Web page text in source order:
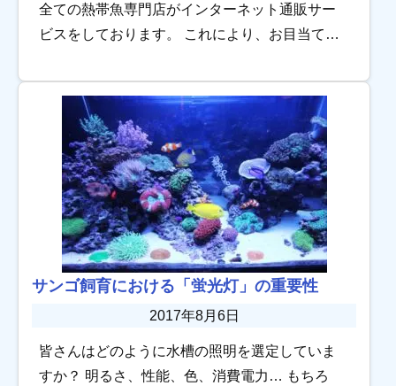
全ての熱帯魚専門店がインターネット通販サー
ビスをしております。 これにより、お目当ての
簡単に手元にあるデバイス端末で購入ができる
大変便利 […]
サンゴ飼育における「蛍光灯」の重要性
2017年8月6日
皆さんはどのように水槽の照明を選定していま
すか？ 明るさ、性能、色、消費電力… もちろ